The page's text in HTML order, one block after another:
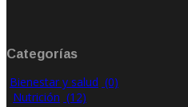
Categorías
Bienestar y salud (0)
Nutrición (12)